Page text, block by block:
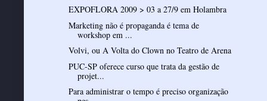
EXPOFLORA 2009 > 03 a 27/9 em Holambra
Marketing não é propaganda é tema de
workshop em ...
Volvi, ou A Volta do Clown no Teatro de Arena
PUC-SP oferece curso que trata da gestão de
projet...
Para administrar o tempo é preciso organização